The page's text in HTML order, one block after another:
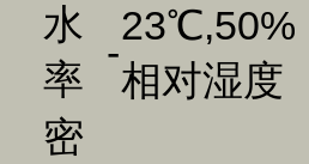
水
率
-
23℃,50%
相对湿度
密